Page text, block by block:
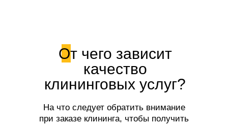
От чего зависит
качество
клининговых услуг?
На что следует обратить внимание
при заказе клининга, чтобы получить